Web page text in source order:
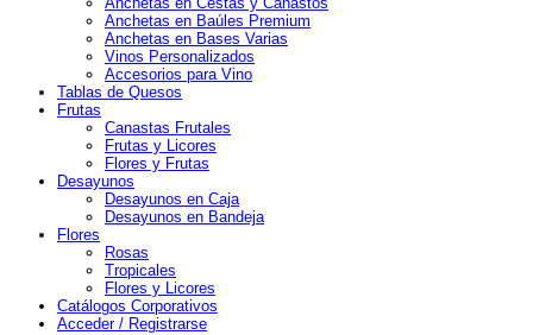
Anchetas en Baúles Premium
Anchetas en Bases Varias
Vinos Personalizados
Accesorios para Vino
Tablas de Quesos
Frutas
Canastas Frutales
Frutas y Licores
Flores y Frutas
Desayunos
Desayunos en Caja
Desayunos en Bandeja
Flores
Rosas
Tropicales
Flores y Licores
Catálogos Corporativos
Acceder / Registrarse